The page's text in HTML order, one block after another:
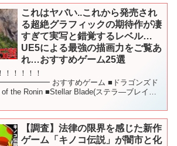
これはヤバい..これから発売され
る超絶グラフィックの期待作が凄
すぎて実写と錯覚するレベル…
UE5による最強の描画力をご覧あ
れ…おすすめゲーム25選
！！！！！
おすすめゲーム ■ドラゴンズド
the Ronin ■Stellar Blade(ステラ―ブレイド)
【調査】法律の限界を感じた新作
ゲーム「キノコ伝説」が闇市と化